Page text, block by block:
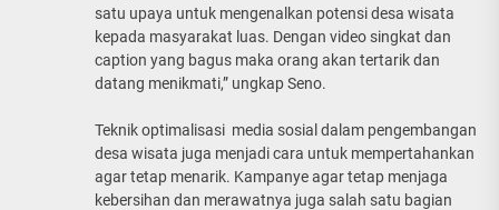
satu upaya untuk mengenalkan potensi desa wisata
kepada masyarakat luas. Dengan video singkat dan
caption yang bagus maka orang akan tertarik dan
datang menikmati,” ungkap Seno.
Teknik optimalisasi media sosial dalam pengembangan
desa wisata juga menjadi cara untuk mempertahankan
agar tetap menarik. Kampanye agar tetap menjaga
kebersihan dan merawatnya juga salah satu bagian